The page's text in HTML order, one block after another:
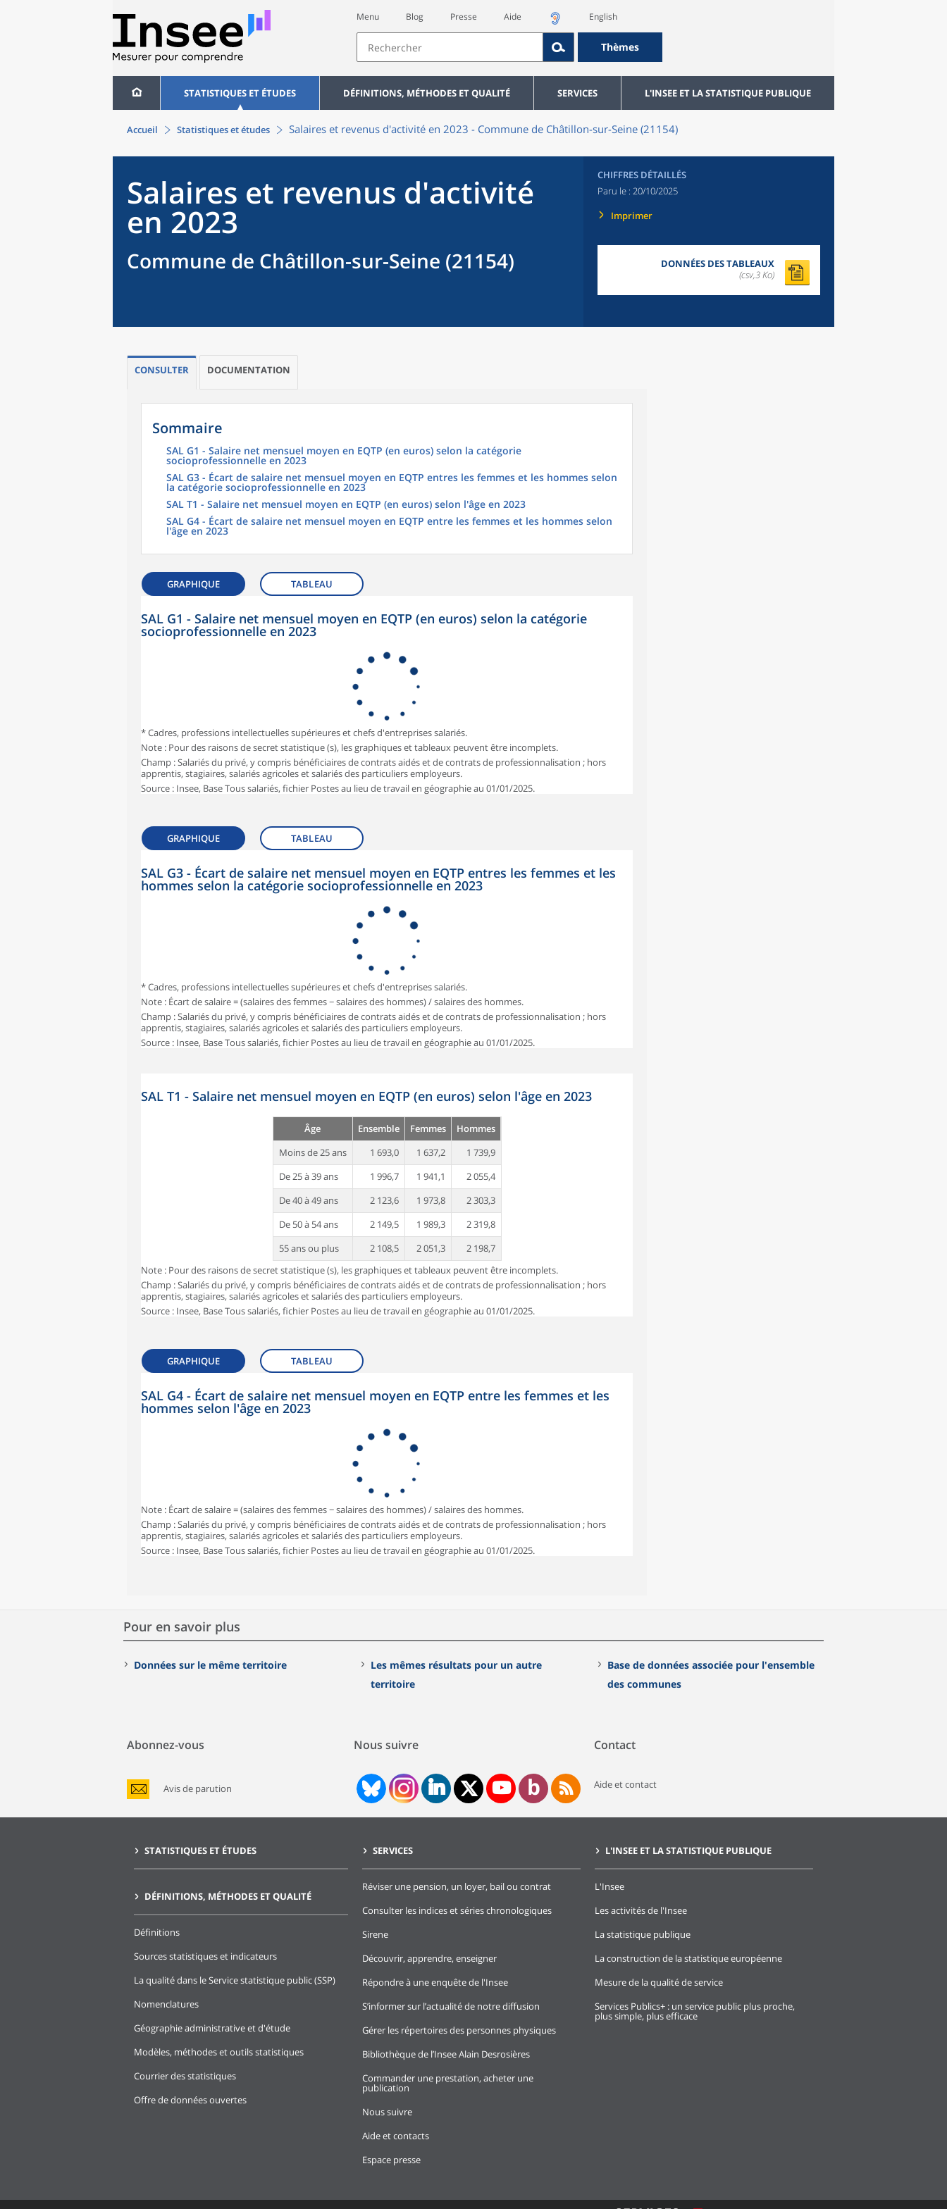
Menu Blog Presse Aide English
Thèmes
STATISTIQUES ET ÉTUDES DÉFINITIONS, MÉTHODES ET QUALITÉ SERVICES L'INSEE ET LA STATISTIQUE PUBLIQUE
Accueil Statistiques et études Salaires et revenus d'activité en 2023 - Commune de Châtillon-sur-Seine (21154)
Salaires et revenus d'activité
en 2023
Commune de Châtillon-sur-Seine (21154)
CHIFFRES DÉTAILLÉS
Paru le : 20/10/2025
Imprimer
DONNÉES DES TABLEAUX
(csv,3 Ko)
CONSULTER DOCUMENTATION
Sommaire
SAL G1 - Salaire net mensuel moyen en EQTP (en euros) selon la catégorie
socioprofessionnelle en 2023
SAL G3 - Écart de salaire net mensuel moyen en EQTP entres les femmes et les hommes selon
la catégorie socioprofessionnelle en 2023
SAL T1 - Salaire net mensuel moyen en EQTP (en euros) selon l'âge en 2023
SAL G4 - Écart de salaire net mensuel moyen en EQTP entre les femmes et les hommes selon
l'âge en 2023
GRAPHIQUE TABLEAU
SAL G1 - Salaire net mensuel moyen en EQTP (en euros) selon la catégorie
socioprofessionnelle en 2023
* Cadres, professions intellectuelles supérieures et chefs d'entreprises salariés.
Note : Pour des raisons de secret statistique (s), les graphiques et tableaux peuvent être incomplets.
Champ : Salariés du privé, y compris bénéficiaires de contrats aidés et de contrats de professionnalisation ; hors
apprentis, stagiaires, salariés agricoles et salariés des particuliers employeurs.
Source : Insee, Base Tous salariés, fichier Postes au lieu de travail en géographie au 01/01/2025.
GRAPHIQUE TABLEAU
SAL G3 - Écart de salaire net mensuel moyen en EQTP entres les femmes et les
hommes selon la catégorie socioprofessionnelle en 2023
* Cadres, professions intellectuelles supérieures et chefs d'entreprises salariés.
Note : Écart de salaire = (salaires des femmes − salaires des hommes) / salaires des hommes.
Champ : Salariés du privé, y compris bénéficiaires de contrats aidés et de contrats de professionnalisation ; hors
apprentis, stagiaires, salariés agricoles et salariés des particuliers employeurs.
Source : Insee, Base Tous salariés, fichier Postes au lieu de travail en géographie au 01/01/2025.
SAL T1 - Salaire net mensuel moyen en EQTP (en euros) selon l'âge en 2023
Âge Ensemble Femmes
Hommes
Moins de 25 ans
1 693,0 1 637,2
1 739,9
De 25 à 39 ans
1 996,7 1 941,1
2 055,4
De 40 à 49 ans
2 123,6 1 973,8
2 303,3
De 50 à 54 ans
2 149,5 1 989,3
2 319,8
55 ans ou plus
2 108,5 2 051,3
2 198,7
Note : Pour des raisons de secret statistique (s), les graphiques et tableaux peuvent être incomplets.
Champ : Salariés du privé, y compris bénéficiaires de contrats aidés et de contrats de professionnalisation ; hors
apprentis, stagiaires, salariés agricoles et salariés des particuliers employeurs.
Source : Insee, Base Tous salariés, fichier Postes au lieu de travail en géographie au 01/01/2025.
GRAPHIQUE TABLEAU
SAL G4 - Écart de salaire net mensuel moyen en EQTP entre les femmes et les
hommes selon l'âge en 2023
Note : Écart de salaire = (salaires des femmes − salaires des hommes) / salaires des hommes.
Champ : Salariés du privé, y compris bénéficiaires de contrats aidés et de contrats de professionnalisation ; hors
apprentis, stagiaires, salariés agricoles et salariés des particuliers employeurs.
Source : Insee, Base Tous salariés, fichier Postes au lieu de travail en géographie au 01/01/2025.
Pour en savoir plus
Données sur le même territoire
Les mêmes résultats pour un autre
territoire
Base de données associée pour l'ensemble
des communes
Abonnez-vous
Avis de parution
Nous suivre Contact
Aide et contact
STATISTIQUES ET ÉTUDES
DÉFINITIONS, MÉTHODES ET QUALITÉ
Définitions
Sources statistiques et indicateurs
La qualité dans le Service statistique public (SSP)
Nomenclatures
Géographie administrative et d'étude
Modèles, méthodes et outils statistiques
Courrier des statistiques
Offre de données ouvertes
SERVICES
Réviser une pension, un loyer, bail ou contrat
Consulter les indices et séries chronologiques
Sirene
Découvrir, apprendre, enseigner
Répondre à une enquête de l'Insee
S’informer sur l’actualité de notre diffusion
Gérer les répertoires des personnes physiques
Bibliothèque de l’Insee Alain Desrosières
Commander une prestation, acheter une
publication
Nous suivre
Aide et contacts
Espace presse
L'INSEE ET LA STATISTIQUE PUBLIQUE
L'Insee
Les activités de l'Insee
La statistique publique
La construction de la statistique européenne
Mesure de la qualité de service
Services Publics+ : un service public plus proche,
plus simple, plus efficace